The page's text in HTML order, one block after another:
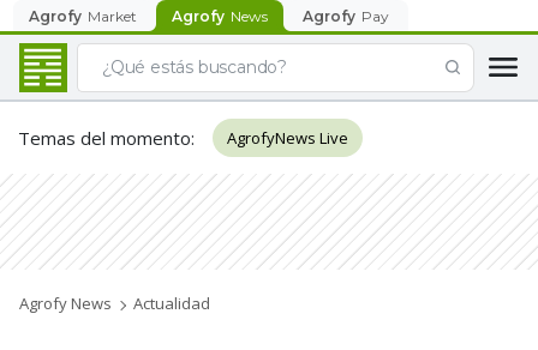
Agrofy Market Agrofy News Agrofy Pay
Temas del momento: AgrofyNews Live
Agrofy News Actualidad